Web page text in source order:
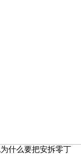
什么要把安拆零丁